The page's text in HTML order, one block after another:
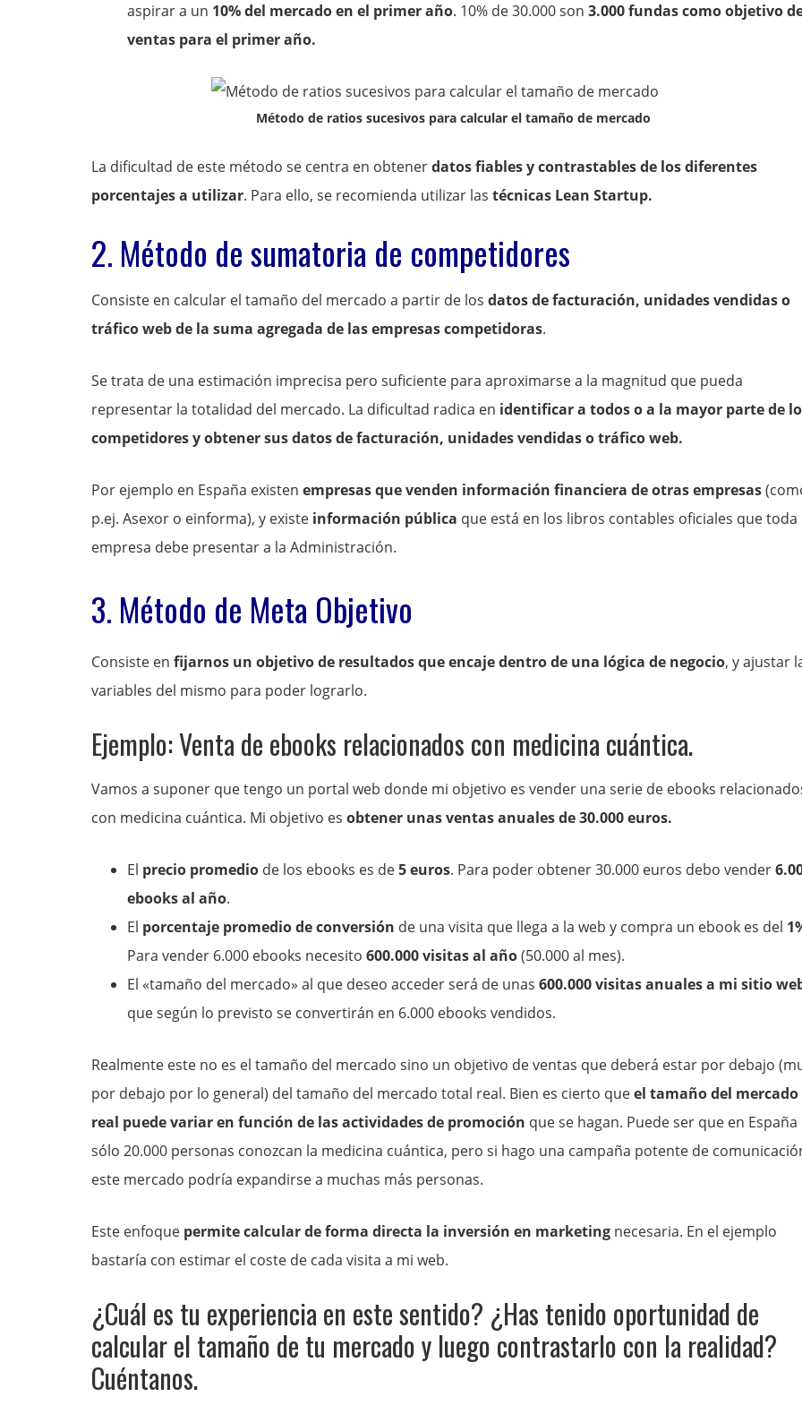
aspirar a un 10% del mercado en el primer año. 10% de 30.000 son 3.000 fundas como objetivo
ventas para el primer año.
Método de ratios sucesivos para calcular el tamaño de mercado
La dificultad de este método se centra en obtenerdatos fiables y contrastables de los diferentes
porcentajes a utilizar. Para ello, se recomienda utilizar las técnicas Lean Startup.
2. Método de sumatoria de competidores
Consiste en calcular el tamaño del mercado a partir de los datos de facturación, unidades vendidas o
tráfico web de la suma agregada de las empresas competidoras.
Se trata de una estimación imprecisa pero suficiente para aproximarse a la magnitud que pueda
representar la totalidad del mercado. La dificultad radica en identificar a todos o a la mayor parte de
competidores y obtener sus datos de facturación, unidades vendidas o tráfico web.
Por ejemplo en España existen empresas que venden información financiera de otras empresas
p.ej. Asexor o einforma), y existe información pública que está en los libros contables oficiales que toda
empresa debe presentar a la Administración.
3. Método de Meta Objetivo
Consiste en fijarnos un objetivo de resultados que encaje dentro de una lógica de negocio, y ajustar
variables del mismo para poder lograrlo.
Ejemplo: Venta de ebooks relacionados con medicina cuántica.
Vamos a suponer que tengo un portal web donde mi objetivo es vender una serie de ebooks
con medicina cuántica. Mi objetivo es obtener unas ventas anuales de 30.000 euros.
El precio promedio de los ebooks es de5 euros. Para poder obtener 30.000 euros debo vender
ebooks al año.
El porcentaje promedio de conversión de una visita que llega a la web y compra un ebook es del
Para vender 6.000 ebooks necesito 600.000 visitas al año(50.000 al mes).
El «tamaño del mercado» al que deseo acceder será de unas 600.000 visitas anuales a mi sitio
que según lo previsto se convertirán en 6.000 ebooks vendidos.
Realmente este no es el tamaño del mercado sino un objetivo de ventas que deberá estar por debajo
por debajo por lo general) del tamaño del mercado total real. Bien es cierto queel tamaño del mercado
real puede variar en función de las actividades de promoción que se hagan. Puede ser que en España
sólo 20.000 personas conozcan la medicina cuántica, pero si hago una campaña potente de
este mercado podría expandirse a muchas más personas.
Este enfoque permite calcular de forma directa la inversión en marketing necesaria. En el ejemplo
bastaría con estimar el coste de cada visita a mi web.
¿Cuál es tu experiencia en este sentido? ¿Has tenido oportunidad de
calcular el tamaño de tu mercado y luego contrastarlo con la realidad?
Cuéntanos.